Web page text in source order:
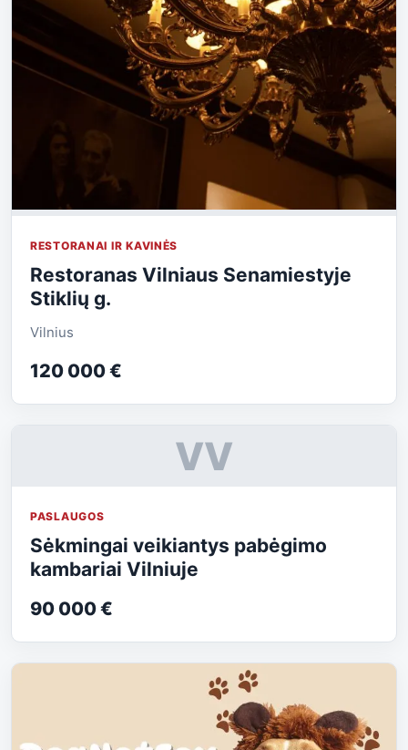
RESTORANAI IR KAVINĖS
Restoranas Vilniaus Senamiestyje
Stiklių g.
Vilnius
120 000 €
VV
PASLAUGOS
Sėkmingai veikiantys pabėgimo
kambariai Vilniuje
90 000 €